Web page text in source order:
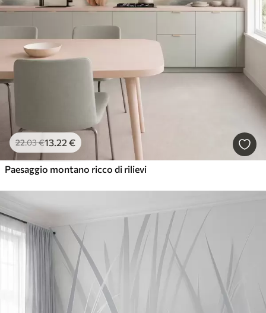
22.03€13.22 €
Paesaggio montano ricco di rilievi